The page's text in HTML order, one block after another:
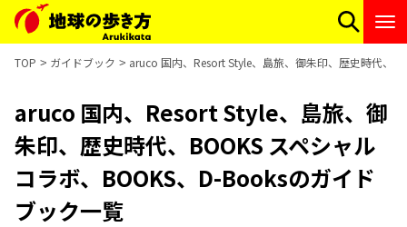
TOP ガイドブック aruco 国内、Resort Style、島旅、御朱印、歴史時代、
aruco 国内、Resort Style、島旅、御
朱印、歴史時代、BOOKS スペシャル
コラボ、BOOKS、D-Booksのガイド
ブック一覧